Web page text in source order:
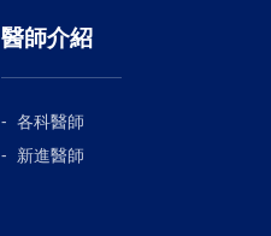
醫師介紹
各科醫師
新進醫師